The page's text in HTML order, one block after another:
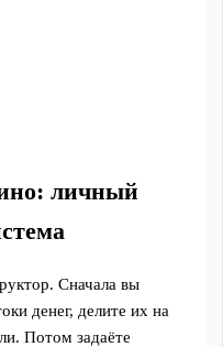
личный
Сначала вы
денег, делите их на
Потом задаёте